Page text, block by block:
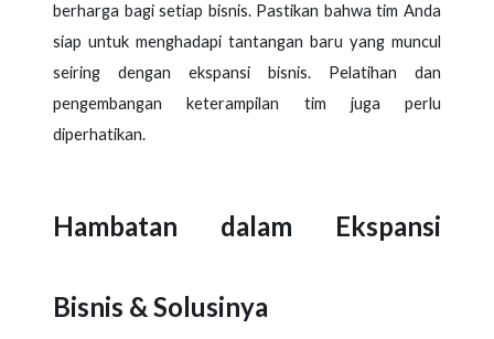
berharga bagi setiap bisnis. Pastikan bahwa tim Anda
siap untuk menghadapi tantangan baru yang muncul
seiring dengan ekspansi bisnis. Pelatihan dan
pengembangan keterampilan tim juga perlu
diperhatikan.
Hambatan dalam Ekspansi
Bisnis & Solusinya